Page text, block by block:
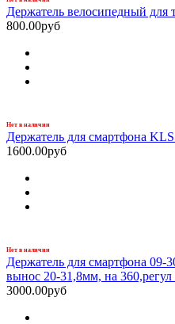
Держатель велосипедный для
800.00руб
Нет в наличии
Держатель для смартфона
1600.00руб
Нет в наличии
Держатель для смартфона 09-
вынос 20-31,8мм, на
3000.00руб